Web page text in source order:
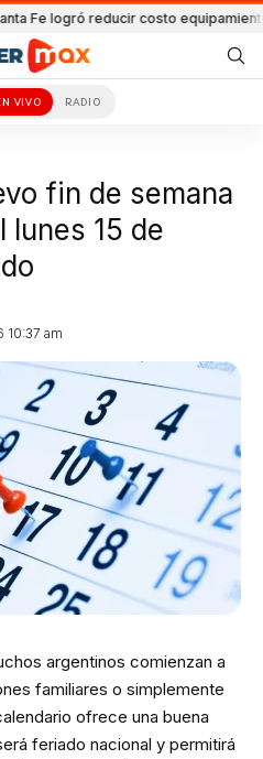
reducir costo equipamiento
VIVO RADIO
fin de semana
lunes 15 de
10:37 am
argentinos comienzan a
familiares o simplemente
ofrece una buena
feriado nacional y permitirá